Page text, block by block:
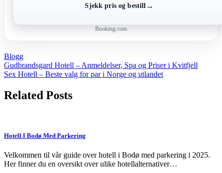
Sjekk pris og bestill →
Booking.com
Blogg
Post
navigation
Gudbrandsgard Hotell – Anmeldelser, Spa og Priser i Kvitfjell
Sex Hotell – Beste valg for par i Norge og utlandet
Related Posts
Hotell I Bodø Med Parkering
Velkommen til vår guide over hotell i Bodø med parkering i 2025.
Her finner du en oversikt over ulike hotellalternativer…